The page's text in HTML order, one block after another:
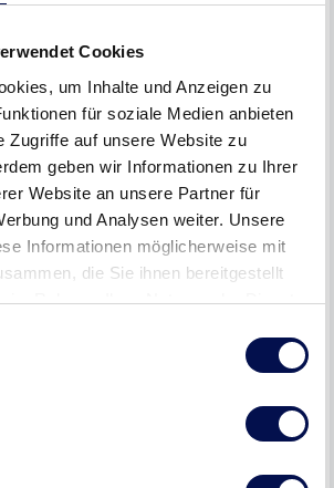
Cookies
um Inhalte und Anzeigen zu
für soziale Medien anbieten
Zugriffe auf unsere Website zu
geben wir Informationen zu Ihrer
Website an unsere Partner für
und Analysen weiter. Unsere
Informationen möglicherweise mit
die Sie ihnen bereitgestellt
im Rahmen Ihrer Nutzung der Dienste
ANYS